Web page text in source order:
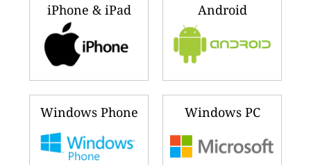
iPhone & iPad Android
Windows Phone Windows PC